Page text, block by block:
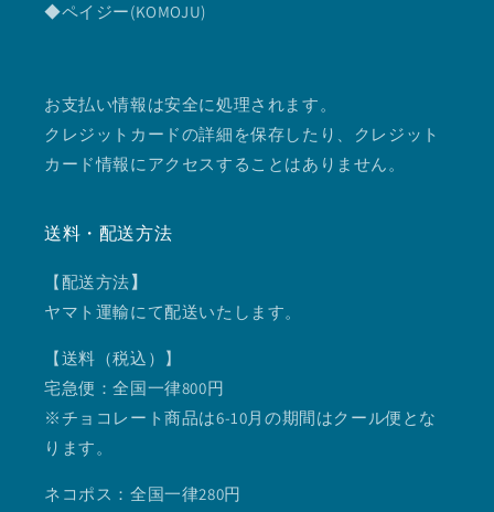
◆ペイジー(KOMOJU)
お支払い情報は安全に処理されます。
クレジットカードの詳細を保存したり、クレジット
カード情報にアクセスすることはありません。
送料・配送方法
【配送方法】
ヤマト運輸にて配送いたします。
【送料（税込）】
宅急便：全国一律800円
※チョコレート商品は6-10月の期間はクール便とな
ります。
ネコポス：全国一律280円